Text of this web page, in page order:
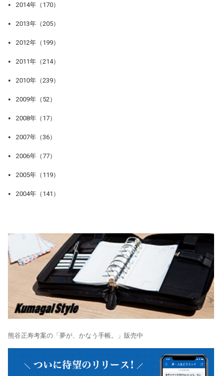
2014年（170）
2013年（205）
2012年（199）
2011年（214）
2010年（239）
2009年（52）
2008年（17）
2007年（36）
2006年（77）
2005年（119）
2004年（141）
熊谷正寿考案の「夢が、かなう手帳。」販売中